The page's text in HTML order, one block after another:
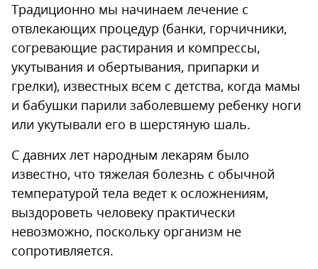
Традиционно мы начинаем лечение с
отвлекающих процедур (банки, горчичники,
согревающие растирания и компрессы,
укутывания и обертывания, припарки и
грелки), известных всем с детства, когда мамы
и бабушки парили заболевшему ребенку ноги
или укутывали его в шерстяную шаль.
С давних лет народным лекарям было
известно, что тяжелая болезнь с обычной
температурой тела ведет к осложнениям,
выздороветь человеку практически
невозможно, поскольку организм не
сопротивляется.